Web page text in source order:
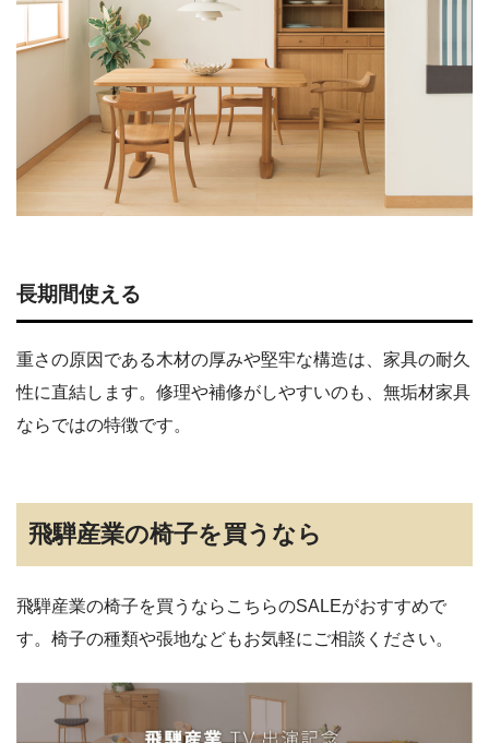
長期間使える
重さの原因である木材の厚みや堅牢な構造は、家具の耐久
性に直結します。修理や補修がしやすいのも、無垢材家具
ならではの特徴です。
飛騨産業の椅子を買うなら
飛騨産業の椅子を買うならこちらのSALEがおすすめで
す。椅子の種類や張地などもお気軽にご相談ください。